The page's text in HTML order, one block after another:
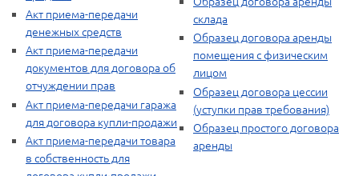
Акт приема-передачи
денежных средств
Акт приема-передачи
документов для договора об
отчуждении прав
Акт приема-передачи гаража
для договора купли-продажи
Акт приема-передачи товара
в собственность для
склада
Образец договора аренды
помещения с физическим
лицом
Образец договора цессии
(уступки прав требования)
Образец простого договора
аренды